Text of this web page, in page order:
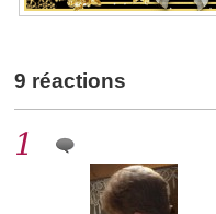
9 réactions
1